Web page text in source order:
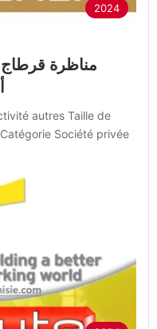
2024
مناظرة
autres Taille de
Société privée